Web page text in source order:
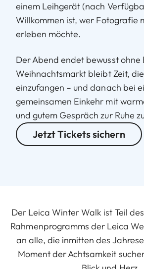
einem Leihgerät (nach
Willkommen ist, wer Fotografie
erleben möchte.
Der Abend endet bewusst ohne
Weihnachtsmarkt bleibt Zeit,
einzufangen – und danach bei
gemeinsamen Einkehr mit
und gutem Gespräch zur Ruhe
Jetzt Tickets sichern
Der Leica Winter Walk ist Teil
Rahmenprogramms der Leica
an alle, die inmitten des
Moment der Achtsamkeit